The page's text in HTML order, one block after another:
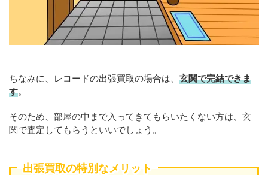
ちなみに、レコードの出張買取の場合は、 玄関で完結できま
す。
そのため、部屋の中まで入ってきてもらいたくない方は、玄
関で査定してもらうといいでしょう。
出張買取の特別なメリット